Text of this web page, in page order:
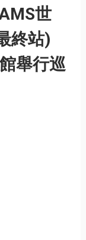
世
終站)
舉行巡